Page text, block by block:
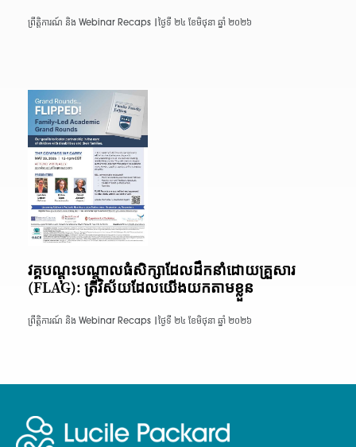
ព្រឹត្តិការណ៍ និង Webinar Recaps | ថ្ងៃទី ២៤ ខែមិថុនា ឆ្នាំ ២០២៦
វគ្គបណ្តុះបណ្តាលធំសិក្សាដែលដឹកនាំដោយគ្រួសារ
(FLAG): ត្រីវិស័យដែលយើងយកតាមខ្លួន
ព្រឹត្តិការណ៍ និង Webinar Recaps | ថ្ងៃទី ២៤ ខែមិថុនា ឆ្នាំ ២០២៦